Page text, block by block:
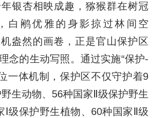
银杏相映成趣，猕猴群在树冠
白鹇优雅的身影掠过林间空
盎然的画卷，正是官山保护区
念的生动写照。通过实施“保护-
一体机制，保护区不仅守护着9
生动物、56种国家Ⅱ级保护野生
Ⅰ级保护野生植物、60种国家Ⅱ级